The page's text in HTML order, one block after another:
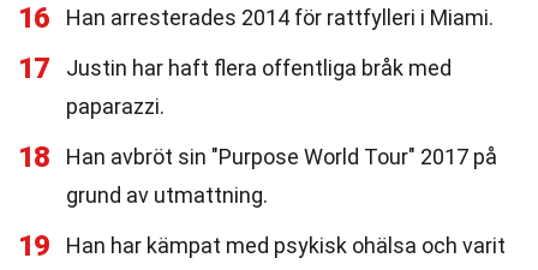
16 Han arresterades 2014 för rattfylleri i Miami.
17
Justin har haft flera offentliga bråk med
paparazzi.
18
Han avbröt sin "Purpose World Tour" 2017 på
grund av utmattning.
19
Han har kämpat med psykisk ohälsa och varit